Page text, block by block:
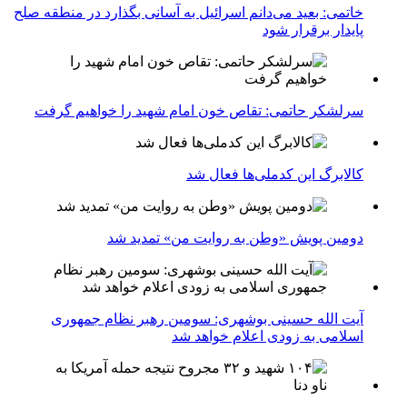
خاتمی: بعید می‌دانم اسرائیل به آسانی بگذارد در منطقه صلح
پایدار برقرار شود
سرلشکر حاتمی: تقاص خون امام شهید را خواهیم گرفت
کالابرگ این کدملی‌ها فعال شد
دومین پویش «وطن به روایت من» تمدید شد
آیت الله حسینی بوشهری: سومین رهبر نظام جمهوری
اسلامی به زودی اعلام خواهد شد